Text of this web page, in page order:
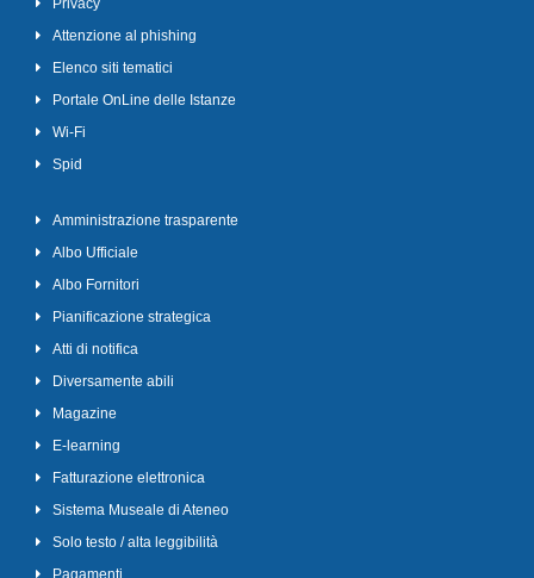
Privacy
Attenzione al phishing
Elenco siti tematici
Portale OnLine delle Istanze
Wi-Fi
Spid
Amministrazione trasparente
Albo Ufficiale
Albo Fornitori
Pianificazione strategica
Atti di notifica
Diversamente abili
Magazine
E-learning
Fatturazione elettronica
Sistema Museale di Ateneo
Solo testo / alta leggibilità